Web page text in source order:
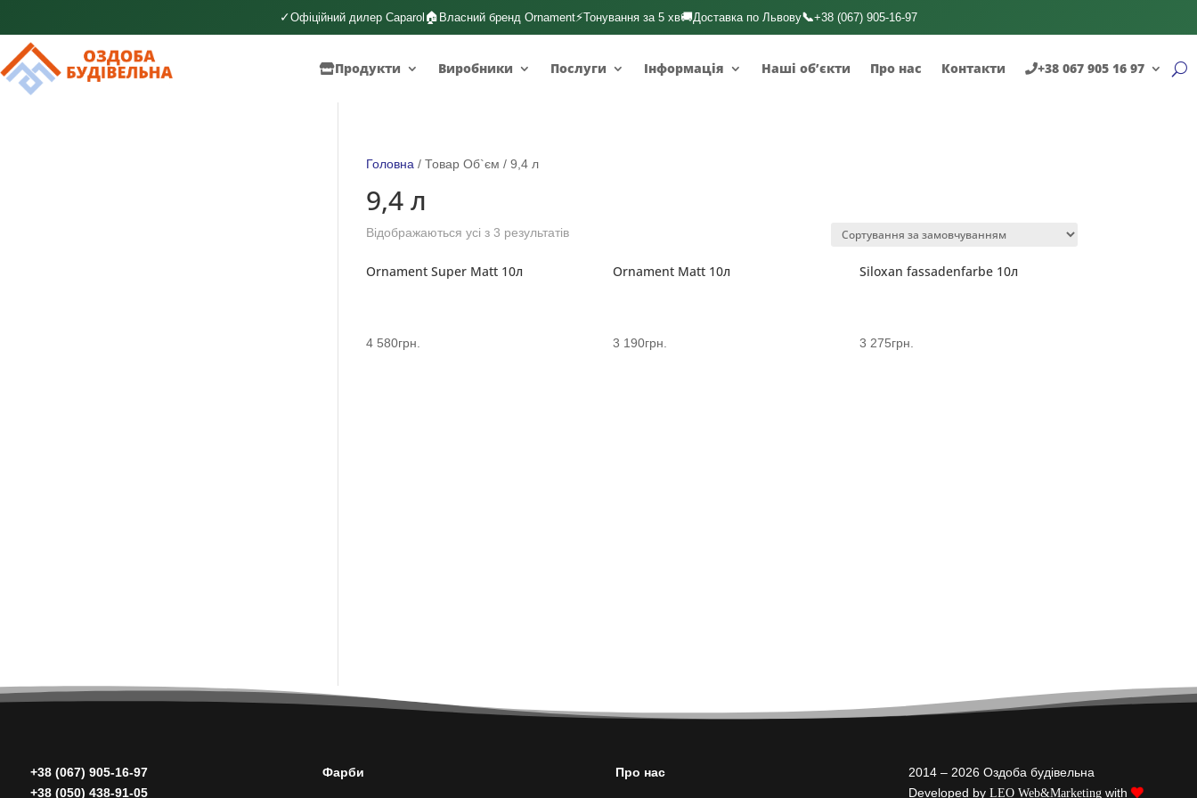
✓Офіційний дилер Caparol 🏠 Власний бренд Ornament⚡Тонування за 5 хв🚚Доставка по Львову📞+38 (067) 905-16-97
Продукти Виробники Послуги Інформація Наші об’єкти Про нас Контакти +38 067 905 16 97
Головна / Товар Об`єм / 9,4 л
9,4 л
Відображаються усі з 3 результатів
Ornament Super Matt 10л
4 580грн.
Ornament Matt 10л
3 190грн.
Siloxan fassadenfarbe 10л
3 275грн.
+38 (067) 905-16-97
+38 (050) 438-91-05
Фарби Про нас
2014 – 2026 Оздоба будівельна
Developed by LEO Web&Marketingwith